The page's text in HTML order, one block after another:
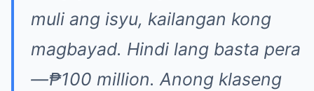
muli ang isyu, kailangan kong
magbayad. Hindi lang basta pera
—₱100 million. Anong klaseng